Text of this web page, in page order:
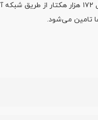
۷۲ درصد از ۲۳۸ هزار هکتار شالیزار‌های
تامین می‌شود.